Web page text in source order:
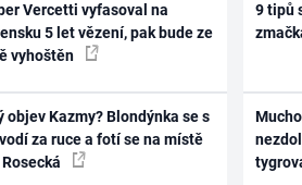
Vercetti vyfasoval na
5 let vězení, pak bude ze
vyhoštěn
objev Kazmy? Blondýnka se s
za ruce a fotí se na místě
9 tipů